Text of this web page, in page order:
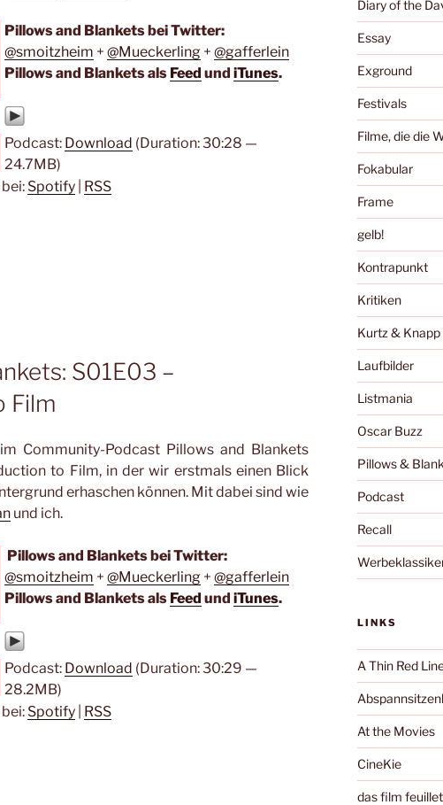
Pillows and Blankets bei Twitter:
@smoitzheim + @Mueckerling + @gafferlein
Pillows and Blankets als Feed und iTunes.
Podcast: Download (Duration: 30:28 —
24.7MB)
Spotify RSS
S01E03 –
Film
Community-Podcast Pillows and Blankets
to Film, in der wir erstmals einen Blick
erhaschen können. Mit dabei sind wie
und ich.
Pillows and Blankets bei Twitter:
@smoitzheim + @Mueckerling + @gafferlein
Pillows and Blankets als Feed und iTunes.
Podcast: Download (Duration: 30:29 —
28.2MB)
Spotify RSS
Diary of the
Essay
Exground
Festivals
Filme, die die
Fokabular
Frame
gelb!
Kontrapunkt
Kritiken
Kurtz & Knapp
Laufbilder
Listmania
Oscar Buzz
Pillows &
Podcast
Recall
LINKS
A Thin Red
At the Movies
CineKie
das film